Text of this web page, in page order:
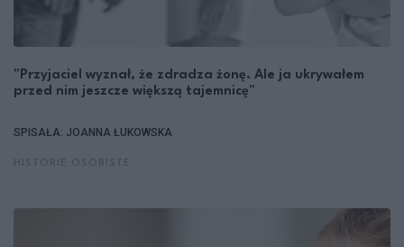
"Przyjaciel wyznał, że zdradza żonę. Ale ja ukrywałem
przed nim jeszcze większą tajemnicę"
SPISAŁA: JOANNA ŁUKOWSKA